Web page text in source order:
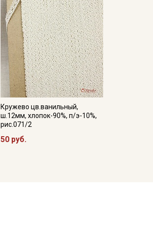
Кружево цв.ванильный,
ш.12мм, хлопок-90%, п/э-10%,
рис.071/2
50 руб.